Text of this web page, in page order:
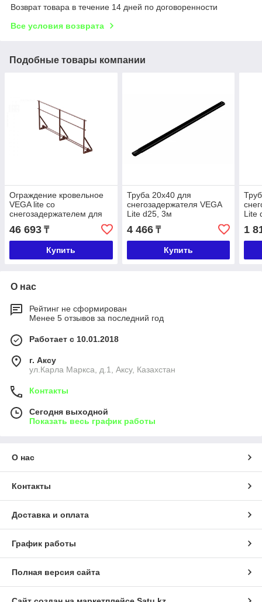
Возврат товара в течение 14 дней по договоренности
Все условия возврата
Подобные товары компании
Ограждение кровельное
VEGA lite со
снегозадержателем для
фальцевой кровли 1,2 м
46 693 ₸
Купить
Труба 20х40 для
снегозадержателя VEGA
Lite d25, 3м
4 466₸
Купить
Lite
1
О нас
Рейтинг не сформирован
Менее 5 отзывов за последний год
Работает с 10.01.2018
г. Аксу
ул.Карла Маркса, д.1, Аксу, Казахстан
Контакты
Сегодня выходной
Показать весь график работы
О нас
Контакты
Доставка и оплата
График работы
Полная версия сайта